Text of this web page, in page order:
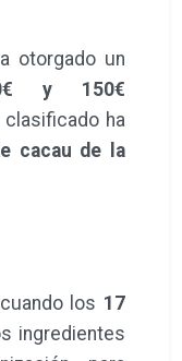
otorgado un
y 150€
ha
cacau de la
los 17
ingredientes